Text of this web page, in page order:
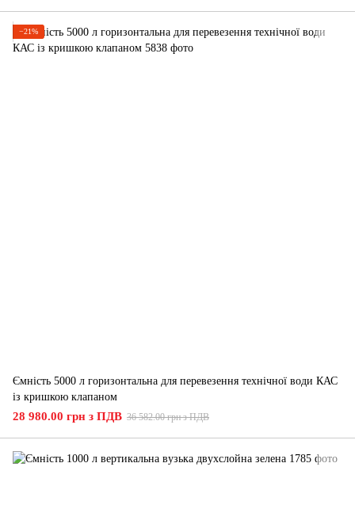
−21%
Ємність 5000 л горизонтальна для перевезення технічної води КАС
із кришкою клапаном
28 980.00 грн з ПДВ 36 582.00 грн з ПДВ